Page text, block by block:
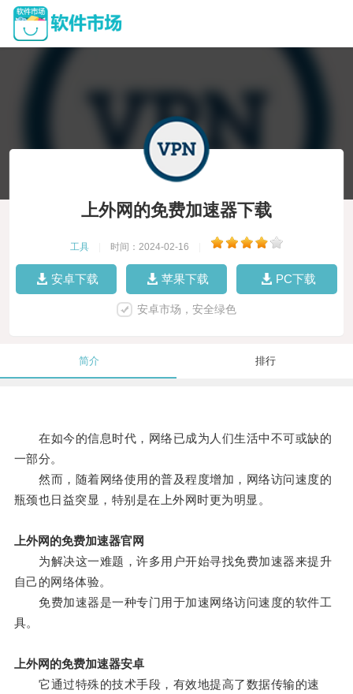
上外网的免费加速器下载
工具 时间：2024-02-16
安卓下载 苹果下载 PC下载
安卓市场，安全绿色
简介 排行
在如今的信息时代，网络已成为人们生活中不可或缺的
一部分。
然而，随着网络使用的普及程度增加，网络访问速度的
瓶颈也日益突显，特别是在上外网时更为明显。
上外网的免费加速器官网
为解决这一难题，许多用户开始寻找免费加速器来提升
自己的网络体验。
免费加速器是一种专门用于加速网络访问速度的软件工
具。
上外网的免费加速器安卓
它通过特殊的技术手段，有效地提高了数据传输的速